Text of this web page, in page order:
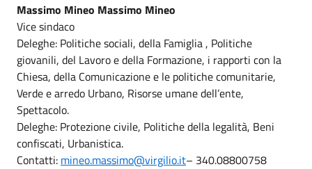
Massimo Mineo Massimo Mineo
Vice sindaco
Deleghe: Politiche sociali, della Famiglia , Politiche
giovanili, del Lavoro e della Formazione, i rapporti con la
Chiesa, della Comunicazione e le politiche comunitarie,
Verde e arredo Urbano, Risorse umane dell’ente,
Spettacolo.
Deleghe: Protezione civile, Politiche della legalità, Beni
confiscati, Urbanistica.
Contatti: mineo.massimo@virgilio.it– 340.08800758